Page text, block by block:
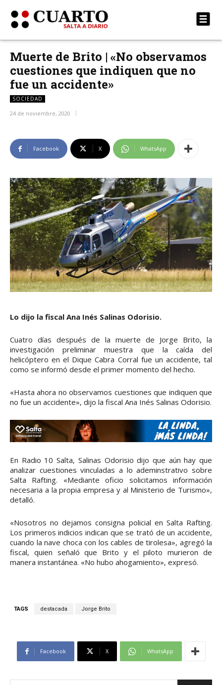
Muerte de Brito | «No observamos
cuestiones que indiquen que no
fue un accidente»
SOCIEDAD
24 de noviembre, 2020
Facebook X WhatsApp
Lo dijo la fiscal Ana Inés Salinas Odorisio.
Cuatro días después de la muerte de Jorge Brito, la
investigación preliminar muestra que la caída del
helicóptero en el Dique Cabra Corral fue un accidente, tal
como se informó desde el primer momento del hecho.
«Hasta ahora no observamos cuestiones que indiquen que
no fue un accidente», dijo la fiscal Ana Inés Salinas Odorisio.
En Radio 10 Salta, Salinas Odorisio dijo que aún hay que
analizar cuestiones vinculadas a lo ademinstrativo sobre
Salta Rafting. «Mediante oficio solicitamos información
necesaria a la propia empresa y al Ministerio de Turismo»,
detalló.
«Nosotros no dejamos consigna policial en Salta Rafting.
Los primeros indicios indican que se trató de un accidente,
cuando la nave choca con los cables de tirolesa», agregó la
fiscal, quien señaló que Brito y el piloto murieron de
manera instantánea. «No hubo ahogamiento», expresó.
TAGS destacada Jorge Brito
Facebook X WhatsApp